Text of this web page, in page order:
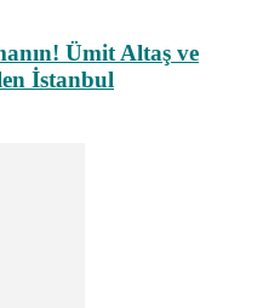
Ümit Altaş ve
İstanbul